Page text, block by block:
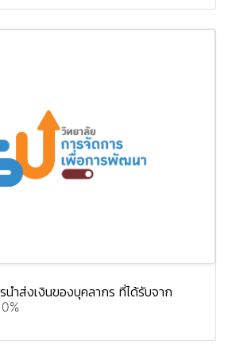
นำส่งเงินของบุคลากร ที่ได้รับจาก